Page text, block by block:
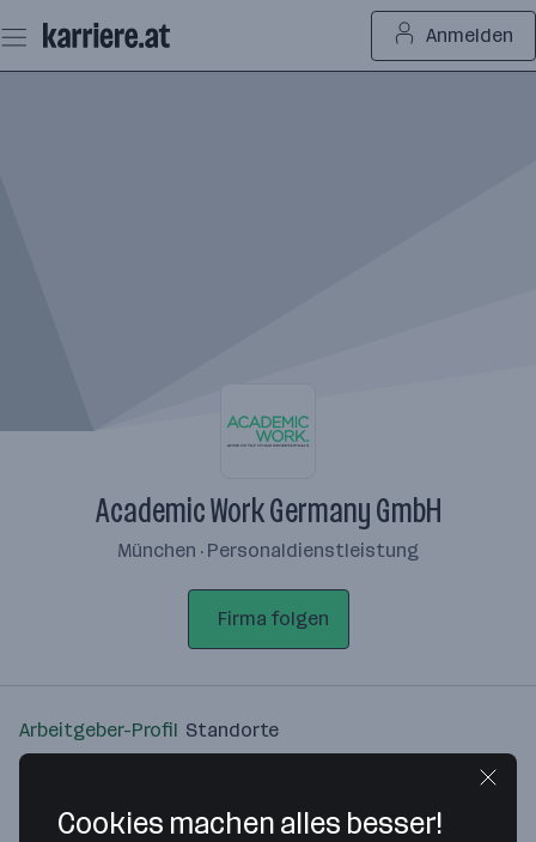
Seiteninhalt
springen
Anmelden
Academic Work Germany GmbH
München · Personaldienstleistung
Firma folgen
Arbeitgeber-Profil Standorte
Cookies machen alles besser!